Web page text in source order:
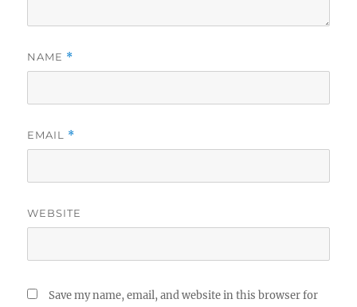
NAME *
EMAIL *
WEBSITE
Save my name, email, and website in this browser for